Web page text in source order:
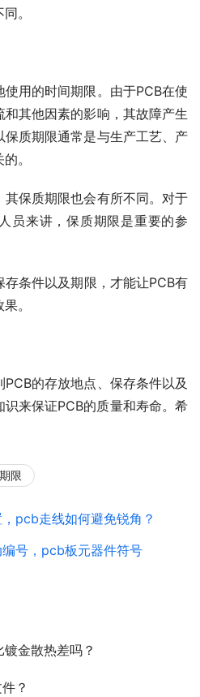
。
用的时间期限。由于PCB在使
其他因素的影响，其故障产生
质期限通常是与生产工艺、产
。
保质期限也会有所不同。对于
员来讲，保质期限是重要的参
条件以及期限，才能让PCB有
。
的存放地点、保存条件以及
来保证PCB的质量和寿命。希
期限
pcb走线如何避免锐角？
号，pcb板元器件符号
金散热差吗？
？